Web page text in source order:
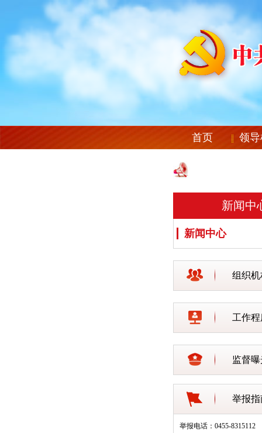
首页 领
新闻中
新闻中心
组织机
工作
监督
举报指
举报电话：0455-8315112